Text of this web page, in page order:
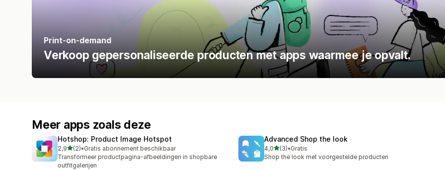
Print-on-demand
Verkoop gepersonaliseerde producten met apps waarmee je opvalt.
Meer apps zoals deze
Hotshop: Product Image Hotspot
2,9van 5 sterren
(2)
2 recensies in totaal
•Gratis abonnement beschikbaar
Transformeer productpagina-afbeeldingen in shopbare
outfitgalerijen
Advanced Shop the look
4,0van 5 sterren
(3)
3 recensies in totaal
•Gratis
Shop the look met voorgestelde producten